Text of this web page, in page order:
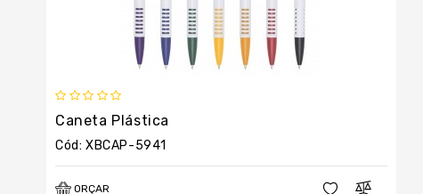
Caneta Plástica
Cód: XBCAP-5941
ORÇAR